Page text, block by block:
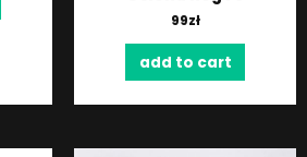
99zł
add to cart